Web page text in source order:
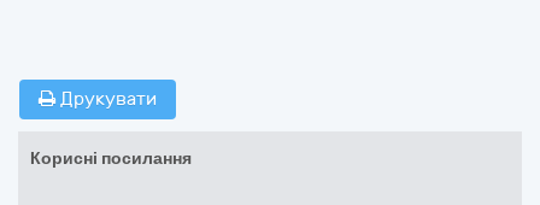
Друкувати
Корисні посилання